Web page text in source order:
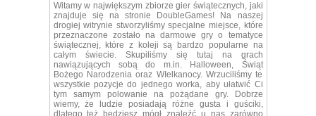
Witamy w największym zbiorze gier świątecznych, jaki
znajduje się na stronie DoubleGames! Na naszej
drogiej witrynie stworzyliśmy specjalne miejsce, które
przeznaczone zostało na darmowe gry o tematyce
świątecznej, które z koleji są bardzo popularne na
całym świecie. Skupiliśmy się tutaj na grach
nawiązujących sobą do m.in. Halloween, Świąt
Bożego Narodzenia oraz WIelkanocy. Wrzuciliśmy te
wszystkie pozycje do jednego worka, aby ułatwić Ci
tym samym polowanie na pożądane gry. Dobrze
wiemy, że ludzie posiadają różne gusta i guściki,
dlatego też będziesz mógł znaleźć u nas zarówno